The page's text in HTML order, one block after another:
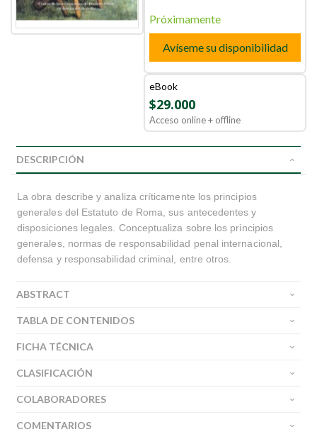
Próximamente
Avíseme su disponibilidad
eBook
$29.000
Acceso online + offline
DESCRIPCIÓN
La obra describe y analiza críticamente los principios
generales del Estatuto de Roma, sus antecedentes y
disposiciones legales. Conceptualiza sobre los principios
generales, normas de responsabilidad penal internacional,
defensa y responsabilidad criminal, entre otros.
ABSTRACT
TABLA DE CONTENIDOS
FICHA TÉCNICA
CLASIFICACIÓN
COLABORADORES
COMENTARIOS